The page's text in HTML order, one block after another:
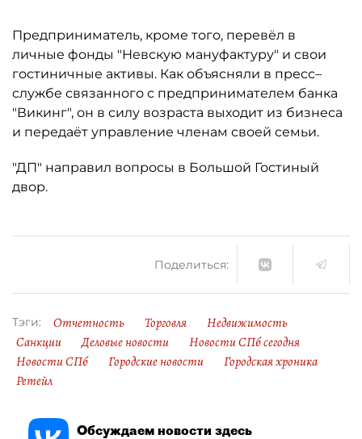
Предприниматель, кроме того, перевёл в
личные фонды "Невскую мануфактуру" и свои
гостиничные активы. Как объясняли в пресс–
службе связанного с предпринимателем банка
"Викинг", он в силу возраста выходит из бизнеса
и передаёт управление членам своей семьи.
"ДП" направил вопросы в Большой Гостиный
двор.
Поделиться:
Тэги: Отчетность Торговля
Недвижимость
Санкции
Деловые новости
Новости СПб сегодня
Новости СПб
Городские новости
Городская хроника
Ретейл
Обсуждаем новости здесь